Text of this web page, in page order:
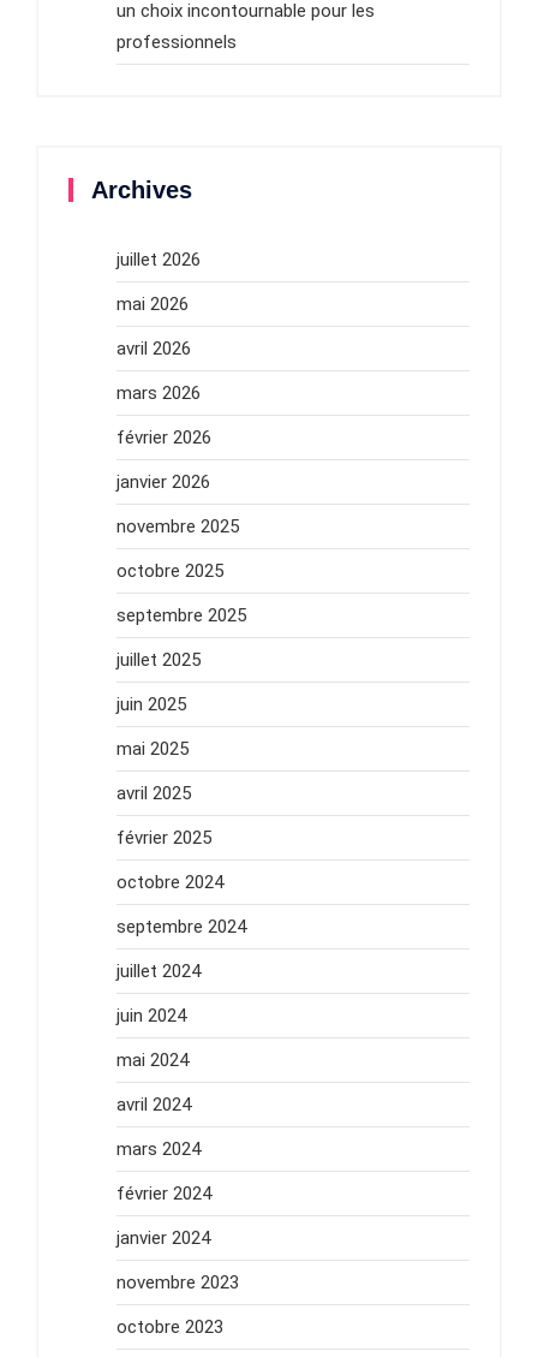
un choix incontournable pour les
professionnels
Archives
juillet 2026
mai 2026
avril 2026
mars 2026
février 2026
janvier 2026
novembre 2025
octobre 2025
septembre 2025
juillet 2025
juin 2025
mai 2025
avril 2025
février 2025
octobre 2024
septembre 2024
juillet 2024
juin 2024
mai 2024
avril 2024
mars 2024
février 2024
janvier 2024
novembre 2023
octobre 2023